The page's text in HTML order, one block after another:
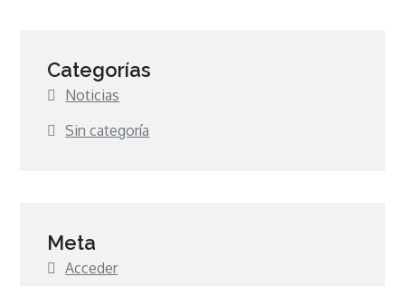
Categorías
Noticias
Sin categoría
Meta
Acceder